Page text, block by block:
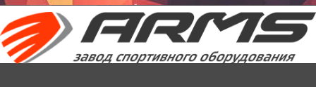
уведомлений рекламного характера.